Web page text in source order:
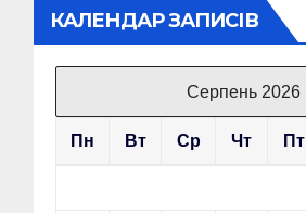
КАЛЕНДАР ЗАПИСІВ
Серпень 2026
Пн Вт Ср Чт Пт